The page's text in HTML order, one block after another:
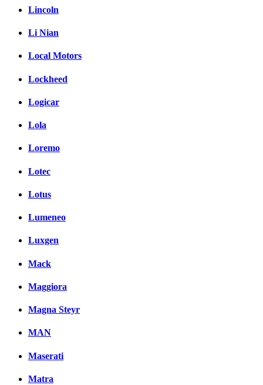
Lincoln
Li Nian
Local Motors
Lockheed
Logicar
Lola
Loremo
Lotec
Lotus
Lumeneo
Luxgen
Mack
Maggiora
Magna Steyr
MAN
Maserati
Matra